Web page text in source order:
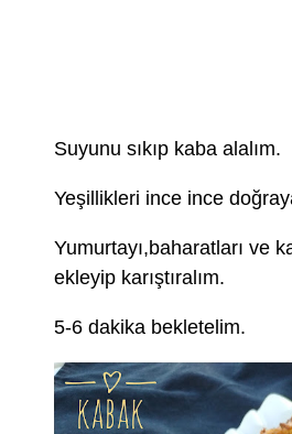
Suyunu sıkıp kaba alalım.
Yeşillikleri ince ince
Yumurtayı,baharatları ve
ekleyip karıştıralım.
5-6 dakika bekletelim.